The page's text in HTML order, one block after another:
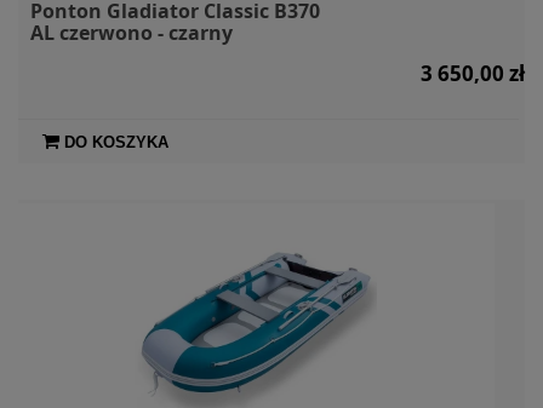
Ponton Gladiator Classic B370
AL czerwono - czarny
3 650,00 zł
DO KOSZYKA